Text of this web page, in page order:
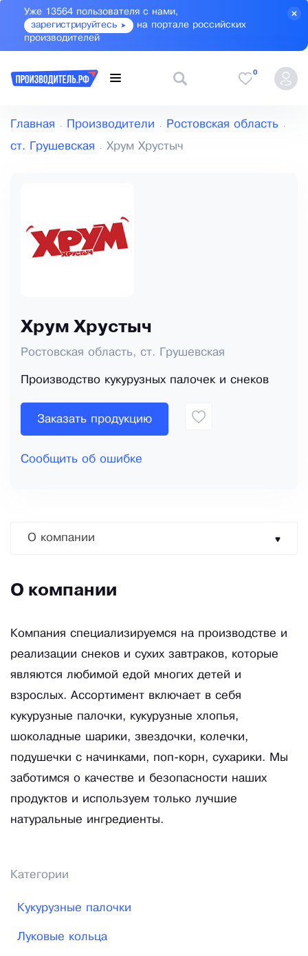
Уже 13564 пользователя с нами,
зарегистрируйтесь
на портале российских
производителей
0
Главная Производители Ростовская область
ст. Грушевская Хрум Хрустыч
Хрум Хрустыч
Ростовская область, ст. Грушевская
Производство кукурузных палочек и снеков
Заказать продукцию
Сообщить об ошибке
О компании
О компании
Компания специализируемся на производстве и
реализации снеков и сухих завтраков, которые
являются любимой едой многих детей и
взрослых. Ассортимент включает в себя
кукурузные палочки, кукурузные хлопья,
шоколадные шарики, звездочки, колечки,
подушечки с начинками, поп-корн, сухарики. Мы
заботимся о качестве и безопасности наших
продуктов и используем только лучшие
натуральные ингредиенты.
Категории
Кукурузные палочки
Луковые кольца